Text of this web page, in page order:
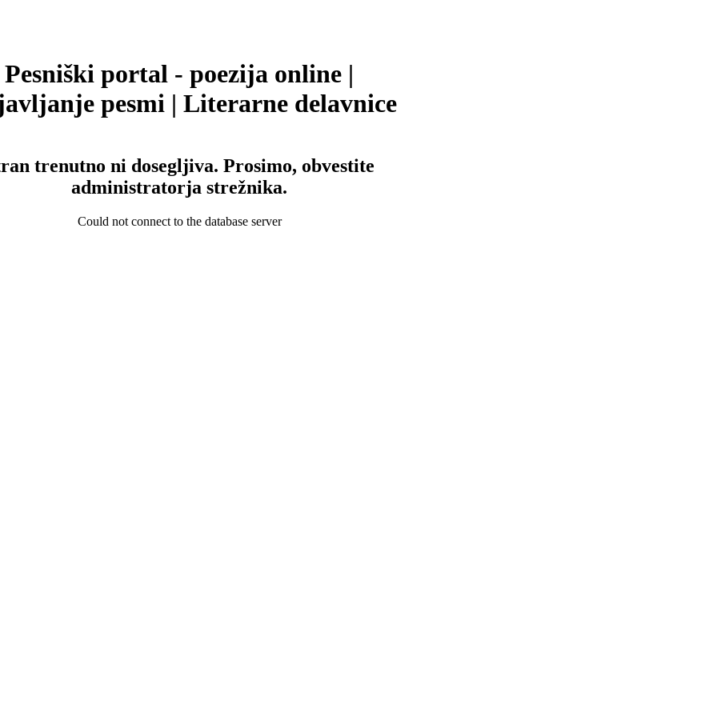
Pesniški portal - poezija online |
pesmi | Literarne delavnice
trenutno ni dosegljiva. Prosimo, obvestite
administratorja strežnika.
Could not connect to the database server